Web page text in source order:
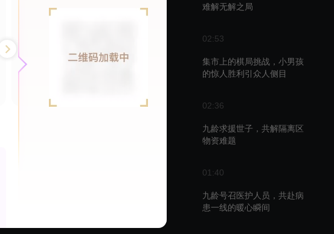
难解无解之局
02:53
集市上的棋局挑战，小男孩
的惊人胜利引众人侧目
02:36
九龄求援世子，共解隔离区
物资难题
01:40
九龄号召医护人员，共赴病
患一线的暖心瞬间
年卡 季卡 月卡
50